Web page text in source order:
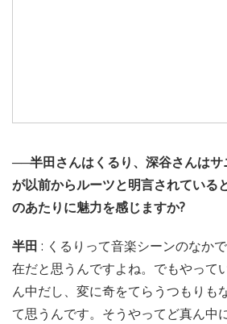
──半田さんはくるり、深谷さんはサ
が以前からルーツと明言されている
のあたりに魅力を感じますか?
半田 : くるりって音楽シーンのなか
在だと思うんですよね。でもやって
ん中だし、変に奇をてらうつもりも
て思うんです。そうやってど真ん中